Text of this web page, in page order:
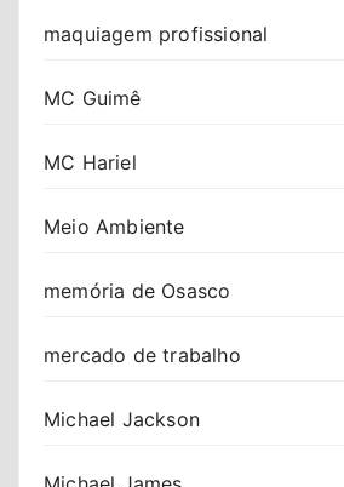
maquiagem profissional
MC Guimê
MC Hariel
Meio Ambiente
memória de Osasco
mercado de trabalho
Michael Jackson